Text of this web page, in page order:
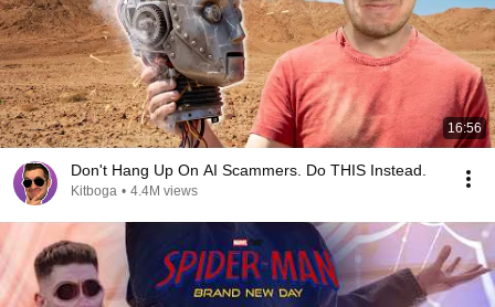
16:56
Don't Hang Up On AI Scammers. Do THIS Instead.
Kitboga • 4.4M views